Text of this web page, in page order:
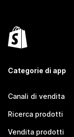
Categorie di app
Canali di vendita
Ricerca prodotti
Vendita prodotti